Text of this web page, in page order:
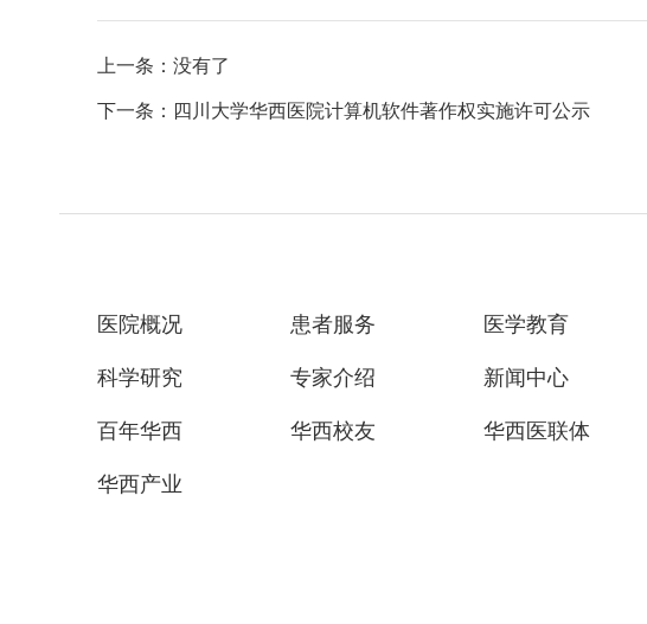
上一条：没有了
下一条：四川大学华西医院计算机软件著作权实施许可公示
医院概况 患者服务 医学教育
科学研究 专家介绍 新闻中心
百年华西 华西校友 华西医联体
华西产业